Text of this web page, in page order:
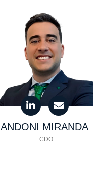
ANDONI MIRANDA
CDO